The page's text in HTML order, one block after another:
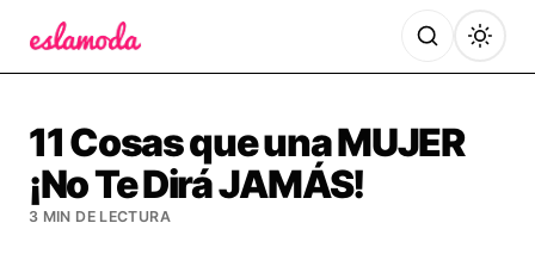
11 Cosas que una MUJER
¡No Te Dirá JAMÁS!
3 MIN DE LECTURA